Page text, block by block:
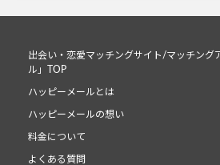
出会い・恋愛マッチングサイト/マッチング
ル」TOP
ハッピーメールとは
ハッピーメールの想い
料金について
よくある質問